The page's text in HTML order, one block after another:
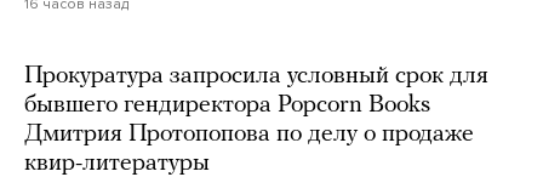
Прокуратура запросила условный срок для
бывшего гендиректора Popcorn Books
Дмитрия Протопопова по делу о продаже
квир-литературы